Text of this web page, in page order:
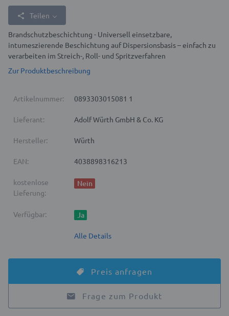
Teilen
Brandschutzbeschichtung - Universell einsetzbare,
intumeszierende Beschichtung auf Dispersionsbasis – einfach zu
verarbeiten im Streich-, Roll- und Spritzverfahren
Zur Produktbeschreibung
Artikelnummer: 0893303015081 1
Lieferant: Adolf Würth GmbH & Co. KG
Hersteller: Würth
EAN: 4038898316213
kostenlose
Lieferung:
Nein
Verfügbar: Ja
Alle Details
Preis anfragen
Frage zum Produkt